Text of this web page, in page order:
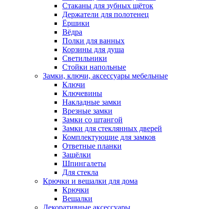
Стаканы для зубных щёток
Держатели для полотенец
Ёршики
Вёдра
Полки для ванных
Корзины для душа
Светильники
Стойки напольные
Замки, ключи, аксессуары мебельные
Ключи
Ключевины
Накладные замки
Врезные замки
Замки со штангой
Замки для стеклянных дверей
Комплектующие для замков
Ответные планки
Защёлки
Шпингалеты
Для стекла
Крючки и вешалки для дома
Крючки
Вешалки
Декоративные аксессуары